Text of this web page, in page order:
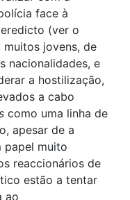
face à
(ver o
jovens, de
nacionalidades, e
a hostilização,
a cabo
como uma linha de
apesar de a
papel muito
reaccionários de
estão a tentar
ao